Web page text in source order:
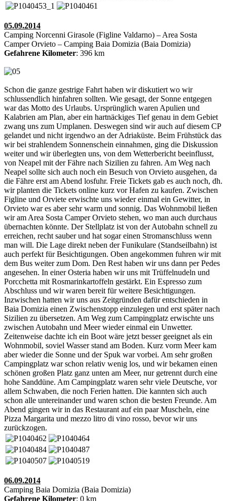
05.09.2014
Camping Norcenni Girasole (Figline Valdarno) – Area Sosta
Camper Orvieto – Camping Baia Domizia (Baia Domizia)
Gefahrene Kilometer: 396 km
Schon die ganze gestrige Fahrt haben wir diskutiert wo wir
schlussendlich hinfahren sollten. Wie gesagt, der Sonne entgegen
war das Motto des Urlaubs. Ursprünglich waren Apulien und
Kalabrien am Plan, aber ein hartnäckiges Tief genau in dem Gebiet
zwang uns zum Umplanen. Deswegen sind wir auch auf diesem CP
gelandet und nicht irgendwo an der Adriaküste. Beim Frühstück das
wir bei strahlendem Sonnenschein einnahmen, ging die Diskussion
weiter und wir überlegten uns, von dem Wetterbericht beeinflusst,
von Neapel mit der Fähre nach Sizilien zu fahren. Am Weg nach
Neapel sollte sich auch noch ein Besuch von Orvieto ausgehen, da
die Fähre erst am Abend losfuhr. Freie Tickets gab es auch noch, dh.
wir planten die Tickets online kurz vor Hafen zu kaufen. Zwischen
Figline und Orviete erwischte uns wieder einmal ein Gewitter, in
Orvieto war es aber sehr warm und sonnig. Das Wohnmobil ließen
wir am Area Sosta Camper Orvieto stehen, wo man auch durchaus
übernachten könnte. Der Stellplatz ist von der Autobahn schnell zu
erreichen, recht sauber und hat sogar einen Stromanschluss wenn
man will. Die Lage direkt neben der Funikulare (Standseilbahn) ist
auch perfekt für Besichtigungen. Oben angekommen fuhren wir mit
dem Bus weiter zum Dom. Den Rest haben wir uns dann per Pedes
angesehen. In einer Osteria haben wir uns mit Trüffelnudeln und
Porcchetta mit Rosmarinkartoffeln gestärkt. Ein Espresso zum
Abschluss und wir waren bereit für weitere Besichtigungen.
Inzwischen hatten wir uns aus Zeitgründen dafür entschieden in
Baia Domizia einen Zwischenstopp einzulegen und erst später nach
Sizilien zu übersetzen. Am Weg zum Campingplatz erwischte uns
zwischen Autobahn und Meer wieder einmal ein Unwetter.
Zeitenweise dachte ich ein Boot wäre jetzt besser geeignet als ein
Wohnmobil, soviel Wasser stand am Boden. Kurz vorm Meer kam
aber wieder die Sonne und der Spuk war vorbei. Am sehr großen
Campingplatz war schon relativ wenig los, und wir bekamen einen
schönen großen Platz ganz unten am Meer, nur getrennt durch eine
hohe Sanddüne. Am Campingplatz waren sehr viele Deutsche, vor
allem Schwaben, die noch Ferien hatten. Die kannten sich auch
schon alle untereinander und waren schon die besten Freunde. Am
Abend gingen wir in das Restaurant auf ein paar Muscheln, eine
Pizza Margarita und mezzo litro di vino rosso, bevor wir uns
zurückzogen.
06.09.2014
Camping Baia Domizia (Baia Domizia)
Gefahrene Kilometer: 0 km